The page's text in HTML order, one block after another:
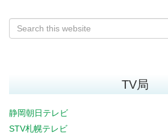
TV局
静岡朝日テレビ
STV札幌テレビ